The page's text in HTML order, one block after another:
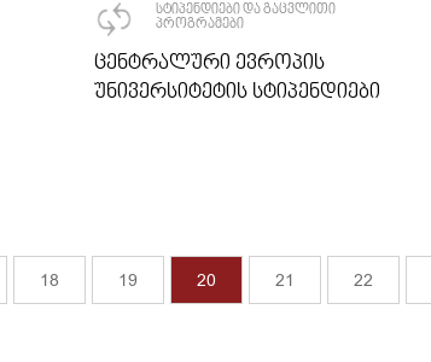
ᲡᲢᲘᲞᲔᲜᲓᲘᲔᲑᲘ ᲓᲐ ᲒᲐᲪᲕᲚᲘᲗᲘ
ᲞᲠᲝᲒᲠᲐᲛᲔᲑᲘ
ᲪᲔᲜᲢᲠᲐᲚᲣᲠᲘ ᲔᲕᲠᲝᲞᲘᲡ
ᲣᲜᲘᲕᲔᲠᲡᲘᲢᲔᲢᲘᲡ ᲡᲢᲘᲞᲔᲜᲓᲘᲔᲑᲘ
18 19 20 21 22